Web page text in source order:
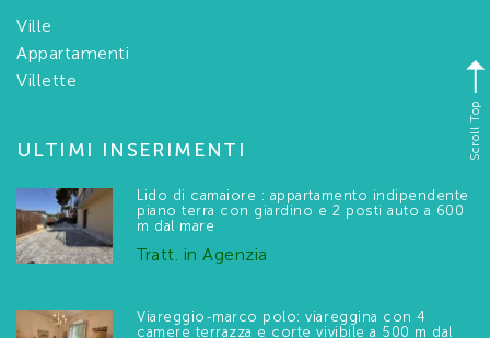
Ville
Appartamenti
Villette
ULTIMI INSERIMENTI
Lido di camaiore : appartamento indipendente
piano terra con giardino e 2 posti auto a 600
m dal mare
Tratt. in Agenzia
Viareggio-marco polo: viareggina con 4
camere terrazza e corte vivibile a 500 m dal
Scroll Top